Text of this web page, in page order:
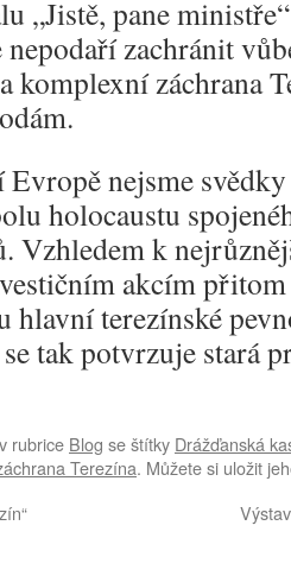
„Jistě, pane
nepodaří zachránit
komplexní záchrana
nejsme
holocaustu
Vzhledem k
akcím
hlavní terezínské
tak potvrzuje stará
rubrice Blog se štítky Drážďanská
Terezína. Můžete si uložit